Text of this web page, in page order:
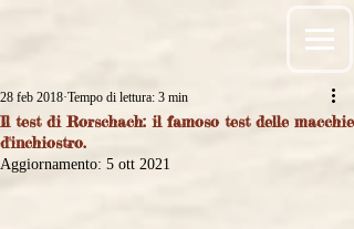
Il test di Rorschach: il famoso test delle macchie
d'inchiostro.
28 feb 2018 Tempo di lettura: 3 min
Aggiornamento: 5 ott 2021